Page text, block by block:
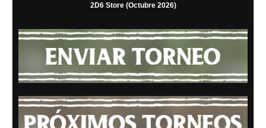
2D6 Store (Octubre 2026)